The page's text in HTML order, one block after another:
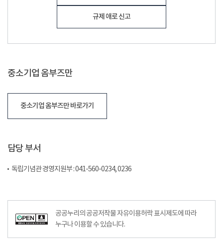
규제 애로 신고
중소기업 옴부즈만
중소기업 옴부즈만 바로가기
담당 부서
독립기념관 경영지원부 : 041-560-0234, 0236
공공누리의 공공저작물 자유이용허락 표시제도에 따라
누구나 이용할 수 있습니다.